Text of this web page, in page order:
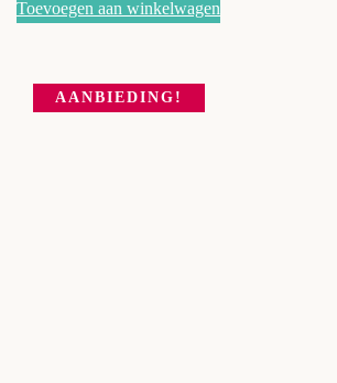
Toevoegen aan winkelwagen
AANBIEDING!